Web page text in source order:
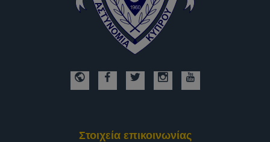
Στοιχεία επικοινωνίας